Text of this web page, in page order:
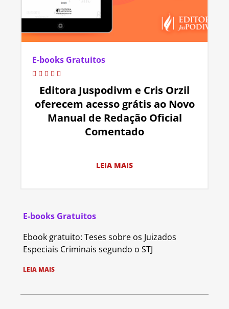
E-books Gratuitos
Editora Juspodivm e Cris Orzil
oferecem acesso grátis ao Novo
Manual de Redação Oficial
Comentado
LEIA MAIS
E-books Gratuitos
Ebook gratuito: Teses sobre os Juizados
Especiais Criminais segundo o STJ
LEIA MAIS